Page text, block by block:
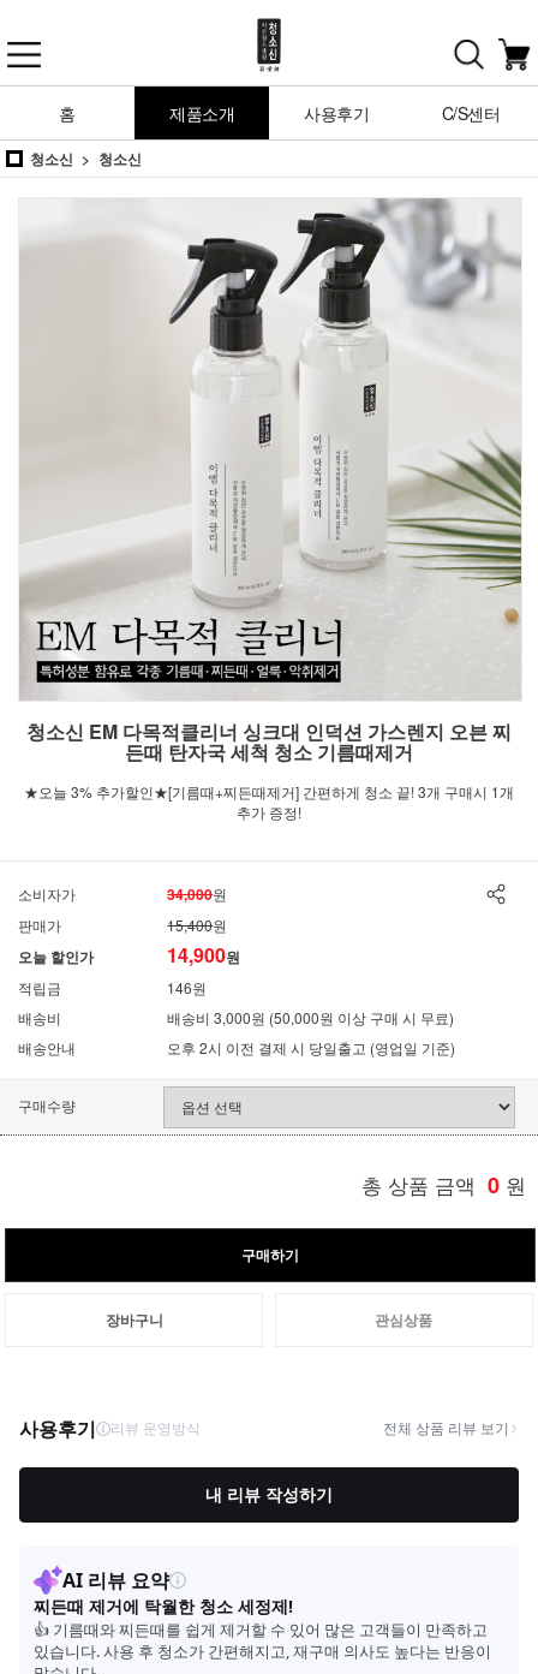
홈 제품소개 사용후기 C/S센터
청소신 청소신
청소신 EM 다목적클리너 싱크대 인덕션 가스렌지 오븐 찌
든때 탄자국 세척 청소 기름때제거
★오늘 3% 추가할인★[기름때+찌든때제거] 간편하게 청소 끝! 3개 구매시 1개
추가 증정!
소비자가 34,000원
판매가
15,400원
오늘 할인가 14,900원
적립금
146원
배송비
배송비 3,000원 (50,000원 이상 구매 시 무료)
배송안내
오후 2시 이전 결제 시 당일출고 (영업일 기준)
구매수량
총 상품 금액 0 원
구매하기
장바구니 관심상품